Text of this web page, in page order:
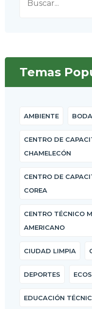
for:
Temas
AMBIENTE
CENTRO DE
CHAMELECÓN
CENTRO DE
COREA
CENTRO TÉCNICO
AMERICANO
CIUDAD LIMPIA
DEPORTES
EDUCACIÓN